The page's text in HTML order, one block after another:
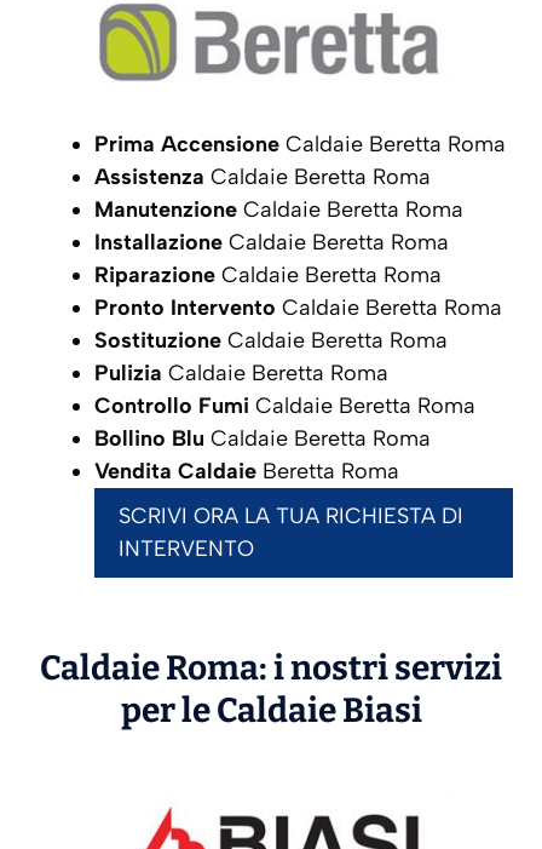
Prima Accensione Caldaie Beretta Roma
Assistenza Caldaie Beretta Roma
Manutenzione Caldaie Beretta Roma
Installazione Caldaie Beretta Roma
Riparazione Caldaie Beretta Roma
Pronto Intervento Caldaie Beretta Roma
Sostituzione Caldaie Beretta Roma
Pulizia Caldaie Beretta Roma
Controllo Fumi Caldaie Beretta Roma
Bollino Blu Caldaie Beretta Roma
Vendita Caldaie Beretta Roma
SCRIVI ORA LA TUA RICHIESTA DI
INTERVENTO
Caldaie Roma: i nostri servizi
per le CaldaieBiasi